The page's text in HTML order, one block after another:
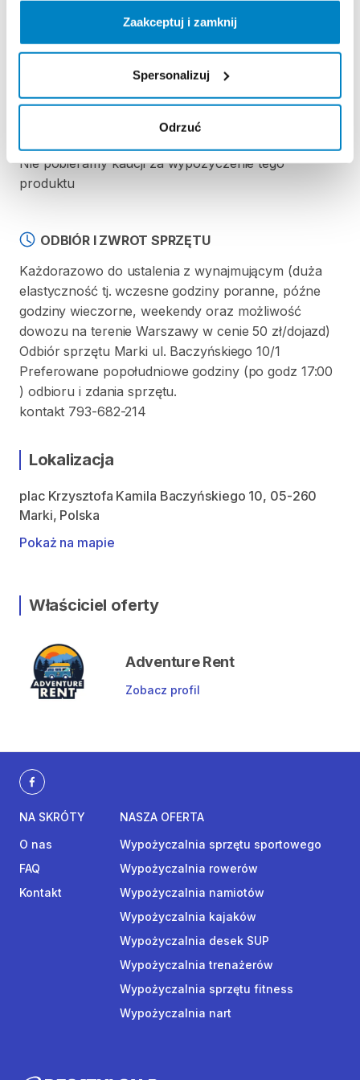
Zaakceptuj i zamknij
Spersonalizuj
Odrzuć
wypożyczalnię partnerską. Zapoznaj się z jej
regulaminem wypożyczeń.
Regulamin wypożyczalni
Nie pobieramy kaucji za wypożyczenie tego
produktu
ODBIÓR I ZWROT SPRZĘTU
Każdorazowo do ustalenia z wynajmującym (duża
elastyczność tj. wczesne godziny poranne, późne
godziny wieczorne, weekendy oraz możliwość
dowozu na terenie Warszawy w cenie 50 zł/dojazd)
Odbiór sprzętu Marki ul. Baczyńskiego 10/1
Preferowane popołudniowe godziny (po godz 17:00
) odbioru i zdania sprzętu.
kontakt 793-682-214
Lokalizacja
plac Krzysztofa Kamila Baczyńskiego 10, 05-260
Marki, Polska
Pokaż na mapie
Właściciel oferty
Adventure Rent
Zobacz profil
NA SKRÓTY
O nas
FAQ
Kontakt
NASZA OFERTA
Wypożyczalnia sprzętu sportowego
Wypożyczalnia rowerów
Wypożyczalnia namiotów
Wypożyczalnia kajaków
Wypożyczalnia desek SUP
Wypożyczalnia trenażerów
Wypożyczalnia sprzętu fitness
Wypożyczalnia nart